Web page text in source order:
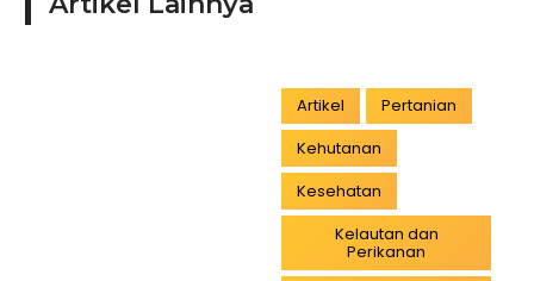
Artikel
Pertanian
Kehutanan
Kesehatan
Kelautan dan
Perikanan